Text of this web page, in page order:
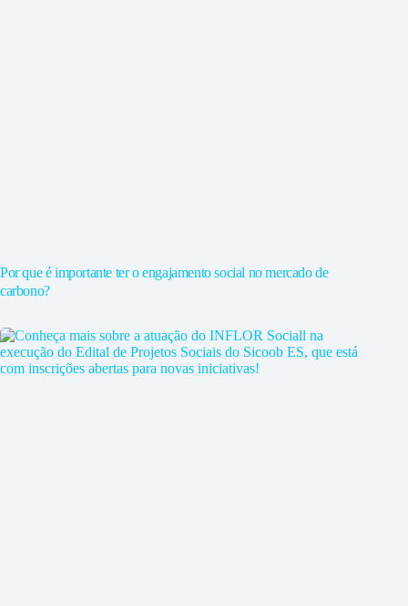
Por que é importante ter o engajamento social no mercado de
carbono?